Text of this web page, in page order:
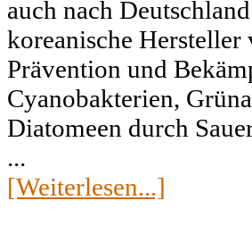
auch nach
koreanische Hersteller
Prävention und
Cyanobakterien,
Diatomeen durch
...
[Weiterlesen...]